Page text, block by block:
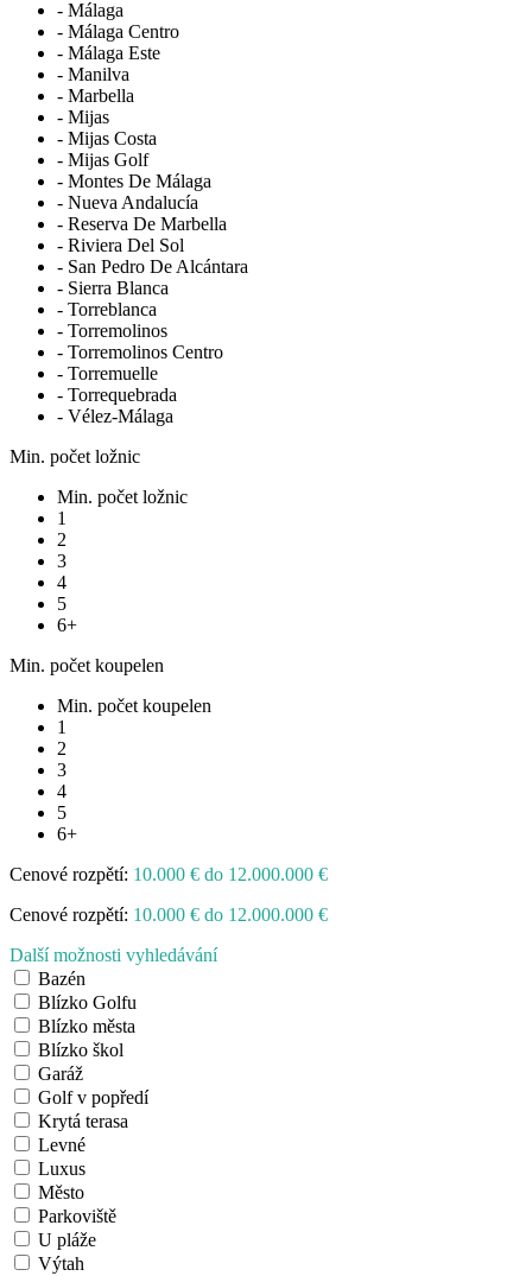
- Málaga
- Málaga Centro
- Málaga Este
- Manilva
- Marbella
- Mijas
- Mijas Costa
- Mijas Golf
- Montes De Málaga
- Nueva Andalucía
- Reserva De Marbella
- Riviera Del Sol
- San Pedro De Alcántara
- Sierra Blanca
- Torreblanca
- Torremolinos
- Torremolinos Centro
- Torremuelle
- Torrequebrada
- Vélez-Málaga
Min. počet ložnic
Min. počet ložnic
1
2
3
4
5
6+
Min. počet koupelen
Min. počet koupelen
1
2
3
4
5
6+
Cenové rozpětí: 10.000 € do 12.000.000 €
Cenové rozpětí: 10.000 € do 12.000.000 €
Další možnosti vyhledávání
Bazén
Blízko Golfu
Blízko města
Blízko škol
Garáž
Golf v popředí
Krytá terasa
Levné
Luxus
Město
Parkoviště
U pláže
Výtah